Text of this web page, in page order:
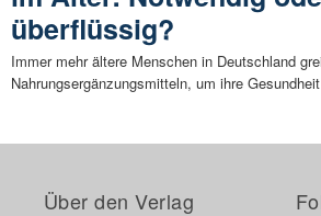
überflüssig?
Immer mehr ältere Menschen in Deutschland
Nahrungsergänzungsmitteln, um ihre
Über den Verlag